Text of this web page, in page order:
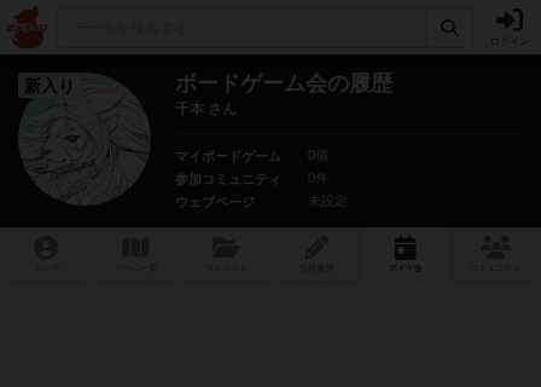
新入り ボードゲーム会の履歴
千本 さん
マイボードゲーム
0個
参加コミュニティ
0件
ウェブページ
未設定
ボ ドゲ